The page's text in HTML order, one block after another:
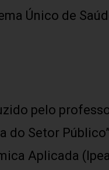
Único de
pelo
do Setor
Aplicada